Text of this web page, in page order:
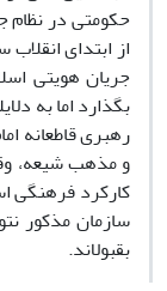
حکومتی در نظام
از ابتدای
جریان هویتی
بگذارد اما به
رهبری قاطعانه
و مذهب شیعه،
کارکرد فرهنگی
سازمان مذکور
بقبولاند.